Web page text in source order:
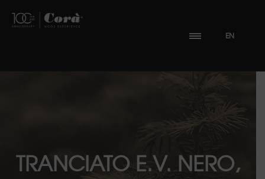
EN
TRANCIATO E.V. NERO,